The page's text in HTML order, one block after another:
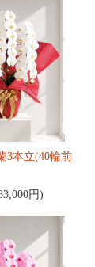
3本立(40輪前
円)